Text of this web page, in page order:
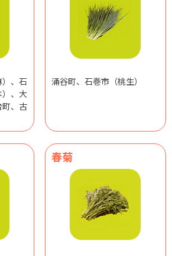
、石
、大
、古
涌谷町、石巻市（桃生）
春菊